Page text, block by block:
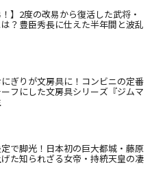
！】2度の改易から復活した武将・
？豊臣秀長に仕えた半年間と波乱
ぎりが文房具に！コンビニの定番
フにした文房具シリーズ『ジムマ
で脚光！日本初の巨大都城・藤原
た知られざる女帝・持統天皇の凄